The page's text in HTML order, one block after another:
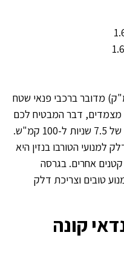
הטורבו בנזין (1,600 סמ"ק) מדובר ברכבי פנאי שטח
מצמדים, דבר המבטיח לכם
אחיזת כביש מצוינת ותאוצה אדירה של 7.5 שניות ל-100 קמ"ש.
למנועי הטורבו בנזין היא
קטנים אחרים. בגרסה
טובים וצריכת דלק
קונה